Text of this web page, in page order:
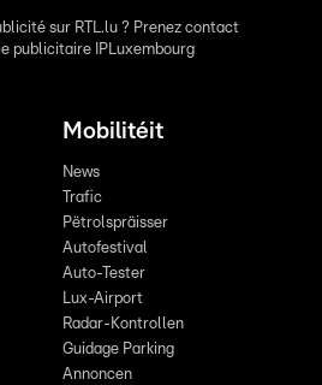
sur RTL.lu ? Prenez contact
publicitaire IPLuxembourg
Mobilitéit
News
Trafic
Pëtrolspräisser
Autofestival
Auto-Tester
Lux-Airport
Radar-Kontrollen
Guidage Parking
Annoncen